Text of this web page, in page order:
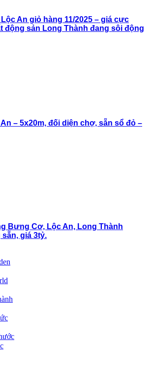
An giỏ hàng 11/2025 – giá cực
động sản Long Thành đang sôi động
– 5x20m, đối diện chợ, sẵn sổ đỏ –
Bưng Cơ, Lộc An, Long Thành
sẵn, giá 3tỷ.